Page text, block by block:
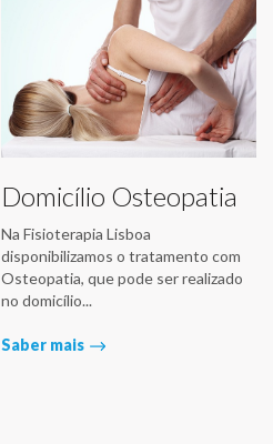
Domicílio Osteopatia
Na Fisioterapia Lisboa
disponibilizamos o tratamento com
Osteopatia, que pode ser realizado
no domicílio...
Saber mais